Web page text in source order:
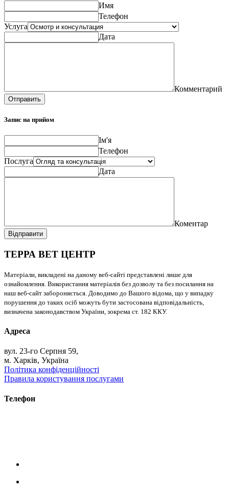
Имя
Телефон
Услуга
Дата
Комментарий
Отправить
Запис на прийом
Ім'я
Телефон
Послуга
Дата
Коментар
Відправити
ТЕРРА ВЕТ ЦЕНТР
Матеріали, викладені на даному веб-сайті представлені лише для
ознайомлення. Використання матеріалів без дозволу та без посилання на
наш веб-сайт забороняється. Доводимо до Вашого відома, що у випадку
порушення до таких осіб можуть бути застосована відповідальність,
визначена законодавством України, зокрема ст. 182 ККУ.
Адреса
вул. 23-го Серпня 59,
м. Харків, Україна
Політика конфіденційності
Правила користування послугами
Телефон